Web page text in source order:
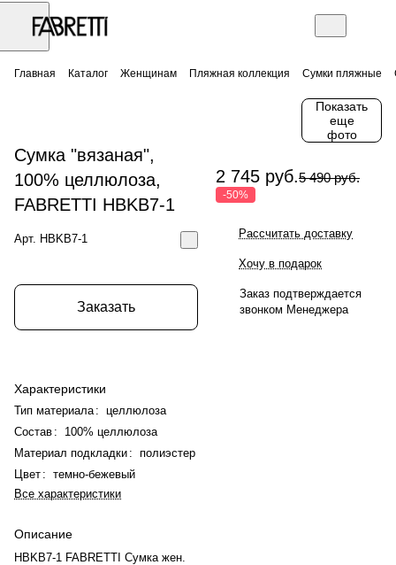
Главная Каталог Женщинам Пляжная коллекция Сумки пляжные
Показать
еще
фото
Сумка "вязаная",
100% целлюлоза,
FABRETTI HBKB7-1
Арт. HBKB7-1
Заказать
Характеристики
Тип материала : целлюлоза
Состав :
100% целлюлоза
Материал подкладки : полиэстер
Цвет : темно-бежевый
Все характеристики
Описание
HBKB7-1 FABRETTI Сумка жен.
2 745 руб.5 490 руб.
-50%
Рассчитать доставку
Хочу в подарок
Заказ подтверждается
звонком Менеджера